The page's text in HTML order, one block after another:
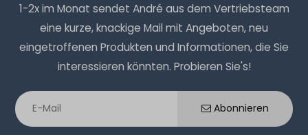
1-2x im Monat sendet André aus dem Vertriebsteam
eine kurze, knackige Mail mit Angeboten, neu
eingetroffenen Produkten und Informationen, die Sie
interessieren könnten. Probieren Sie's!
Abonnieren